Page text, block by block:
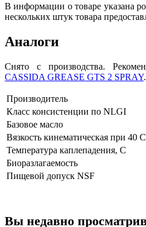
В информации о товаре указана
нескольких штук товара
Аналоги
Снято с производства.
CASSIDA GREASE GTS 2 SPRAY.
Производитель
Класс консистенции по NLGI
Базовое масло
Вязкость кинематическая при 40
Температура каплепадения, С
Биоразлагаемость
Пищевой допуск NSF
Вы недавно